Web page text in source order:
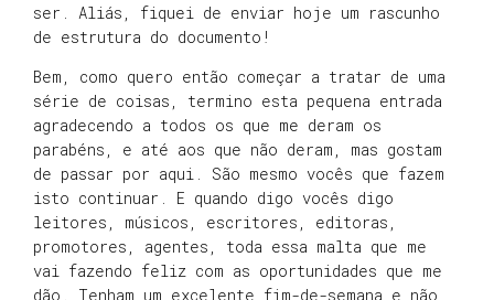
ser. Aliás, fiquei de enviar hoje um rascunho
de estrutura do documento!
Bem, como quero então começar a tratar de uma
série de coisas, termino esta pequena entrada
agradecendo a todos os que me deram os
parabéns, e até aos que não deram, mas gostam
de passar por aqui. São mesmo vocês que fazem
isto continuar. E quando digo vocês digo
leitores, músicos, escritores, editoras,
promotores, agentes, toda essa malta que me
vai fazendo feliz com as oportunidades que me
dão. Tenham um excelente fim-de-semana e não